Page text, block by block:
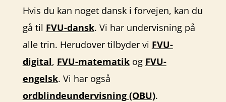
Hvis du kan noget dansk i forvejen, kan du
gå til FVU-dansk. Vi har undervisning på
alle trin. Herudover tilbyder vi FVU-
digital, FVU-matematikog FVU-
engelsk. Vi har også
ordblindeundervisning (OBU).